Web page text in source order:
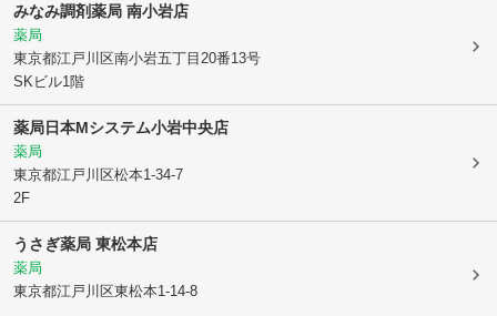
みなみ調剤薬局 南小岩店
薬局
東京都江戸川区南小岩五丁目20番13号
SKビル1階
薬局日本Mシステム小岩中央店
薬局
東京都江戸川区松本1-34-7
2F
うさぎ薬局 東松本店
薬局
東京都江戸川区東松本1-14-8